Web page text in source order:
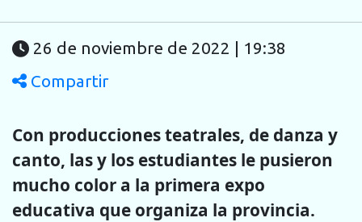
26 de noviembre de 2022 | 19:38
Compartir
Con producciones teatrales, de danza y
canto, las y los estudiantes le pusieron
mucho color a la primera expo
educativa que organiza la provincia.